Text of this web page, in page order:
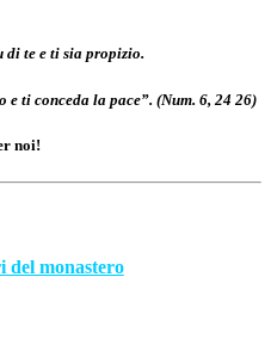
te e ti sia propizio.
ti conceda la pace”. (Num. 6, 24 26)
noi!
del monastero